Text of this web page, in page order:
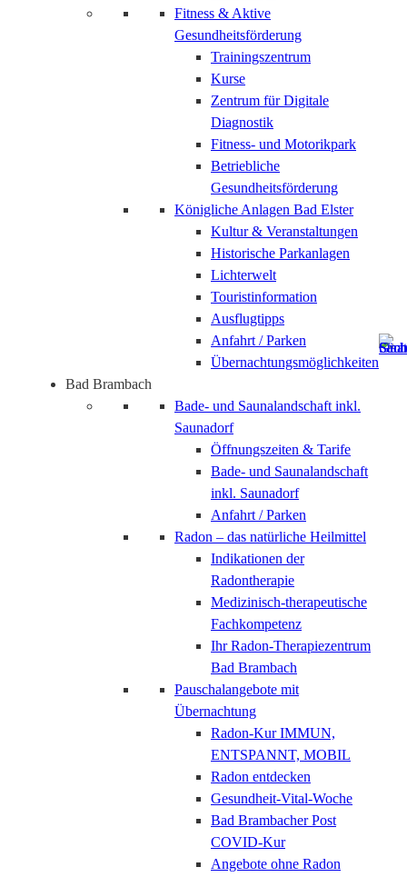
Fitness & Aktive
Gesundheitsförderung
Trainingszentrum
Kurse
Zentrum für Digitale
Diagnostik
Fitness- und Motorikpark
Betriebliche
Gesundheitsförderung
Königliche Anlagen Bad Elster
Kultur & Veranstaltungen
Historische Parkanlagen
Lichterwelt
Touristinformation
Ausflugtipps
Anfahrt / Parken
Übernachtungsmöglichkeiten
Bad Brambach
Bade- und Saunalandschaft inkl.
Saunadorf
Öffnungszeiten & Tarife
Bade- und Saunalandschaft
inkl. Saunadorf
Anfahrt / Parken
Radon – das natürliche Heilmittel
Indikationen der
Radontherapie
Medizinisch-therapeutische
Fachkompetenz
Ihr Radon-Therapiezentrum
Bad Brambach
Pauschalangebote mit
Übernachtung
Radon-Kur IMMUN,
ENTSPANNT, MOBIL
Radon entdecken
Gesundheit-Vital-Woche
Bad Brambacher Post
COVID-Kur
Angebote ohne Radon